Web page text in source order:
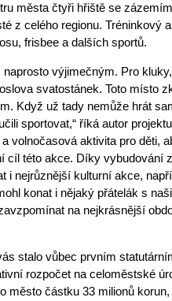
města čtyři hřiště se
z celého regionu. Tréninkový
frisbee a dalších sportů.
výjimečným. Pro
svatostánek. Toto místo
Když už tady nemůže hrát
sportovat,“ říká autor
volnočasová aktivita pro děti,
cíl této akce. Díky vybudování
i nejrůznější kulturní akce,
konat i nějaký přátelák s
na nejkrásnější
stalo vůbec prvním
rozpočet na celoměstské
město částku 33 milionů